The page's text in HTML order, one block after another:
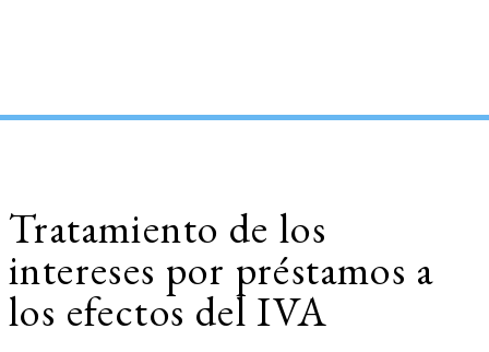
Tratamiento de los
intereses por préstamos a
los efectos del IVA